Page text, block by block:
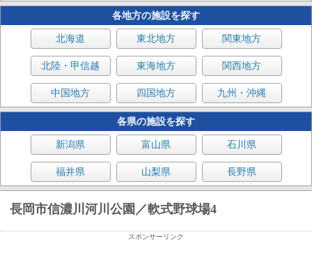
各地方の施設を探す
北海道 東北地方 関東地方
北陸・甲信越 東海地方 関西地方
中国地方 四国地方 九州・沖縄
各県の施設を探す
新潟県 富山県 石川県
福井県 山梨県 長野県
長岡市信濃川河川公園／軟式野球場4
スポンサーリンク